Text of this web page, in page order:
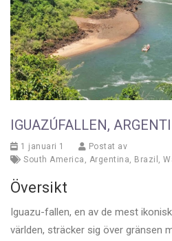
IGUAZÚFALLEN,
1 januari 1
Postat av
South America , Argentina, Brazil ,
Översikt
Iguazu-fallen, en av de mest
världen, sträcker sig över gränsen